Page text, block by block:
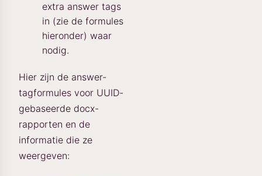
extra answer tags
in (zie de formules
hieronder) waar
nodig.
Hier zijn de answer-
tagformules voor UUID-
gebaseerde docx-
rapporten en de
informatie die ze
weergeven: